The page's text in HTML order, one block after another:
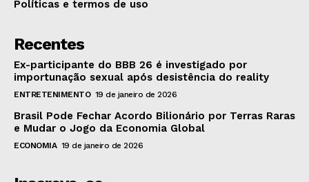
Políticas e termos de uso
Recentes
Ex-participante do BBB 26 é investigado por
importunação sexual após desistência do reality
ENTRETENIMENTO 19 de janeiro de 2026
Brasil Pode Fechar Acordo Bilionário por Terras Raras
e Mudar o Jogo da Economia Global
ECONOMIA 19 de janeiro de 2026